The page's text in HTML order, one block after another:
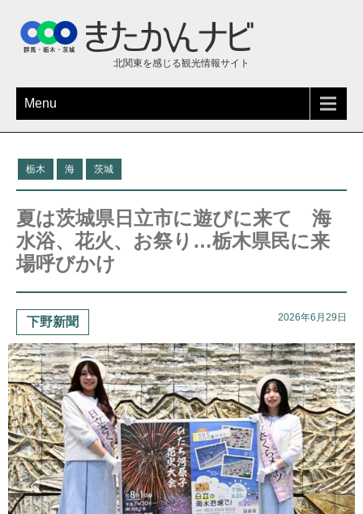
北関東を感じる観光情報サイト
Menu
栃木 海 茨城
夏は茨城県日立市に遊びに来て 海
水浴、花火、お祭り…栃木県民に来
場呼びかけ
下野新聞 2026年6月29日